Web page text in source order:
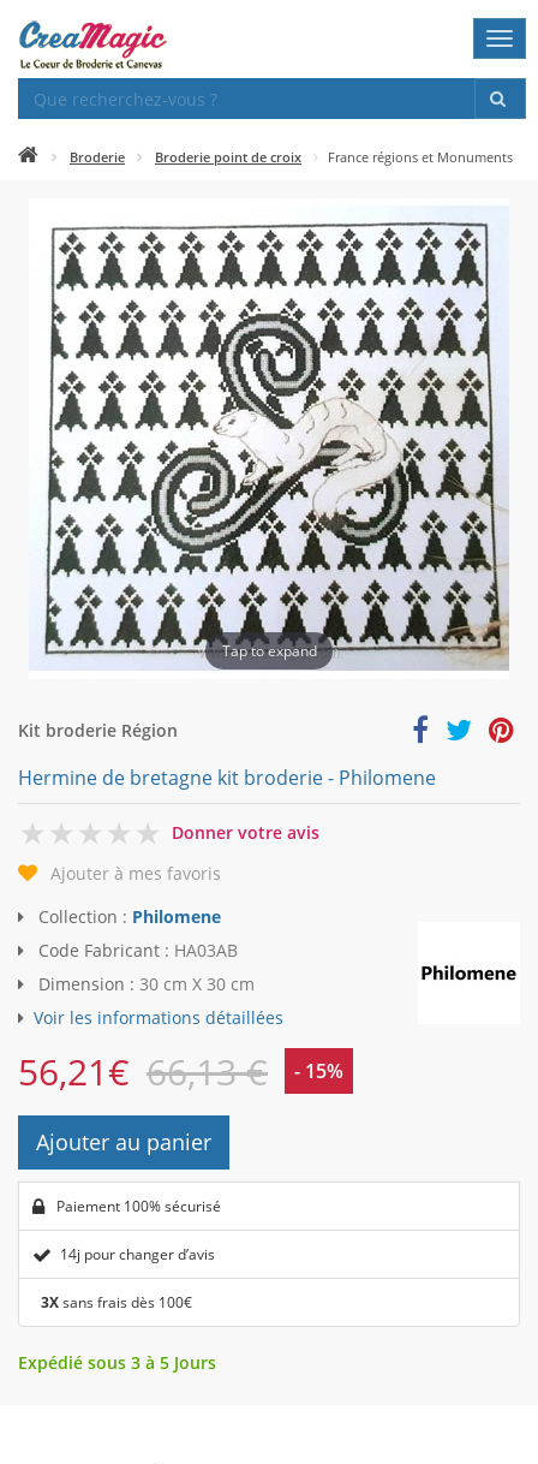
Broderie Broderie point de croix France régions et Monuments
Tap to expand
Kit broderie Région
Hermine de bretagne kit broderie - Philomene
0
Donner votre avis
Ajouter à mes favoris
Collection : Philomene
Code Fabricant : HA03AB
Dimension : 30 cm X 30 cm
Voir les informations détaillées
56,21€ 66,13 € - 15%
Ajouter au panier
Paiement 100% sécurisé
14j pour changer d’avis
3Xsans frais dès 100€
Expédié sous 3 à 5 Jours